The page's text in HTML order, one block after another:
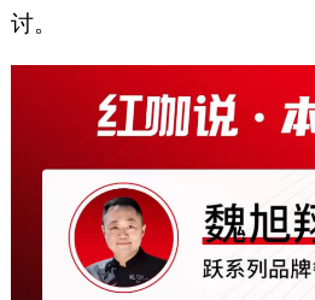
讨。